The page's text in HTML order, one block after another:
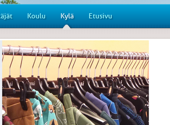
Koulu Kylä Etusivu